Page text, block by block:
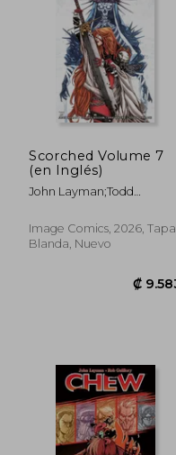
Scorched Volume 7
(en Inglés)
John Layman;Todd
Segovia;Dinei Ribeiro
Image Comics, 2026, Tapa
Blanda, Nuevo